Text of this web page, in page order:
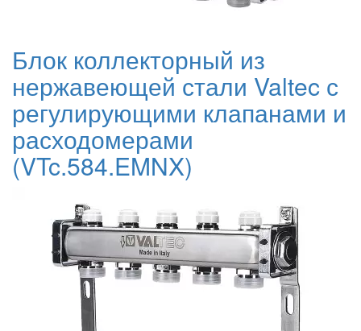
Блок коллекторный из
нержавеющей стали Valtec с
регулирующими клапанами и
расходомерами
(VTc.584.EMNX)